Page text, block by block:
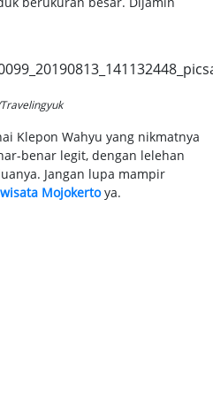
Klepon Wahyu yang nikmatnya
benar legit, dengan lelehan
Jangan lupa mampir
wisata Mojokertoya.